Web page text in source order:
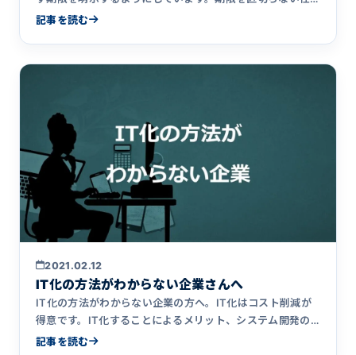
事は絶対にいい加&hellip;
記事を読む
2021.02.12
IT化の方法がわからない企業さんへ
IT化の方法がわからない企業の方へ。IT化はコスト削減が
得意です。IT化することによるメリット、システム開発の
予算感について紹介しています。ITのことは何もわからな
記事を読む